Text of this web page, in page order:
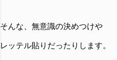
そんな、無意識の決めつけや
レッテル貼りだったりします。